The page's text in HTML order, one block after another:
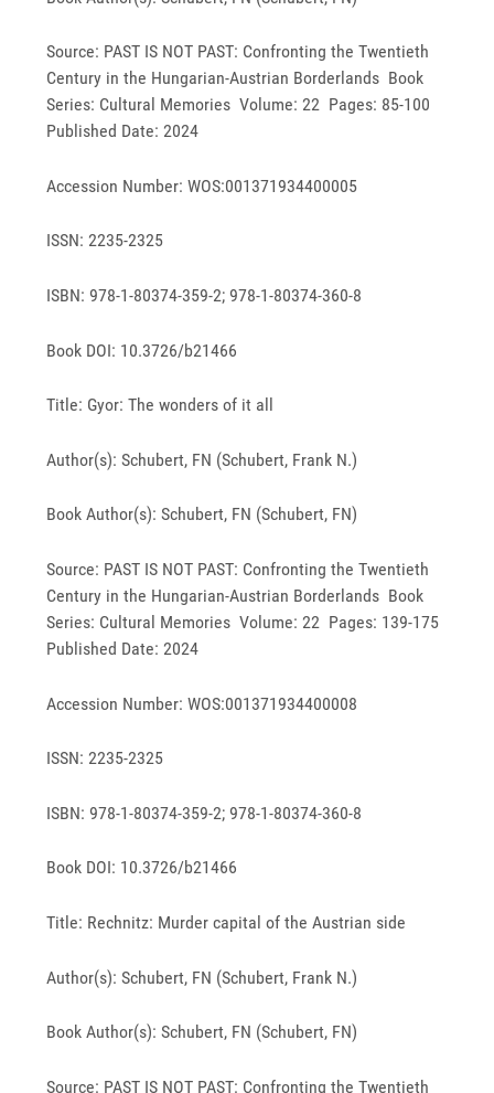
Source: PAST IS NOT PAST: Confronting the Twentieth
Century in the Hungarian-Austrian Borderlands Book
Series: Cultural Memories Volume: 22 Pages: 85-100
Published Date: 2024
Accession Number: WOS:001371934400005
ISSN: 2235-2325
ISBN: 978-1-80374-359-2; 978-1-80374-360-8
Book DOI: 10.3726/b21466
Title: Gyor: The wonders of it all
Author(s): Schubert, FN (Schubert, Frank N.)
Book Author(s): Schubert, FN (Schubert, FN)
Source: PAST IS NOT PAST: Confronting the Twentieth
Century in the Hungarian-Austrian Borderlands Book
Series: Cultural Memories Volume: 22 Pages: 139-175
Published Date: 2024
Accession Number: WOS:001371934400008
ISSN: 2235-2325
ISBN: 978-1-80374-359-2; 978-1-80374-360-8
Book DOI: 10.3726/b21466
Title: Rechnitz: Murder capital of the Austrian side
Author(s): Schubert, FN (Schubert, Frank N.)
Book Author(s): Schubert, FN (Schubert, FN)
Source: PAST IS NOT PAST: Confronting the Twentieth